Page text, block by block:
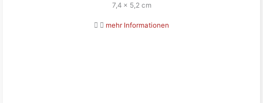
7,4 x 5,2 cm
mehr Informationen